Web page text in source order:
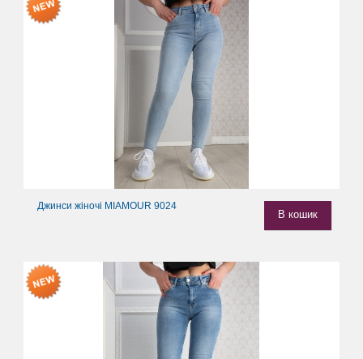
Джинси жіночі MIAMOUR 9024
В кошик